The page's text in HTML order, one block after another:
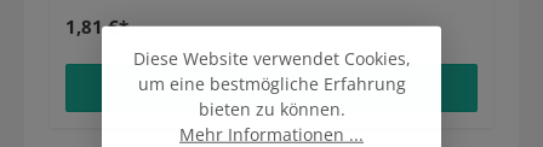
1,81 €*
Details
Diese Website verwendet Cookies,
um eine bestmögliche Erfahrung
bieten zu können.
Mehr Informationen ...